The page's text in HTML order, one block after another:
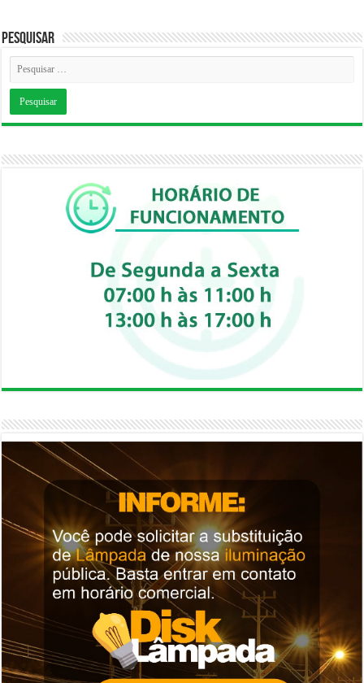
Pesquisar